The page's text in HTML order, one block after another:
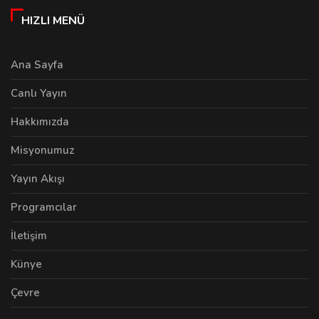
HIZLI MENÜ
Ana Sayfa
Canlı Yayın
Hakkımızda
Misyonumuz
Yayın Akışı
Programcılar
İletişim
Künye
Çevre